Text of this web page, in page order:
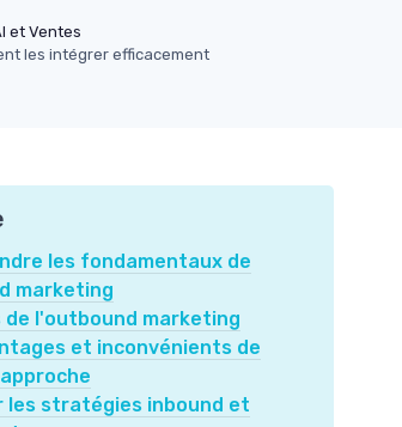
et Ventes
les intégrer efficacement
les fondamentaux de
marketing
de l'outbound marketing
et inconvénients de
les stratégies inbound et